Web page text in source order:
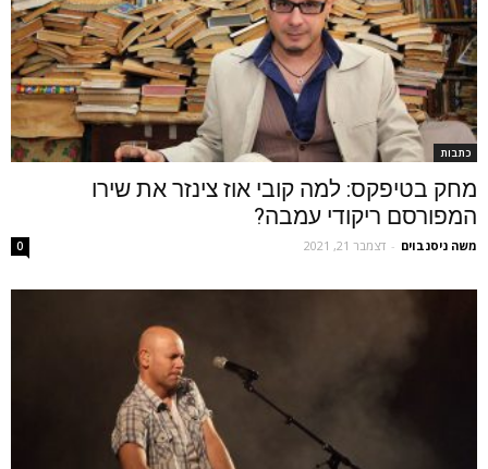
כתבות
מחק בטיפקס: למה קובי אוז צינזר את שירו
המפורסם ריקודי עמבה?
משה ניסנבוים - דצמבר 21, 2021 0